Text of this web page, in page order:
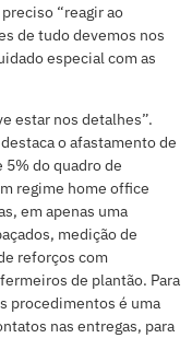
“reagir ao
de tudo devemos nos
especial com as
estar nos detalhes”.
o afastamento de
5% do quadro de
regime home office
em apenas uma
medição de
reforços com
de plantão. Para
procedimentos é uma
nas entregas, para